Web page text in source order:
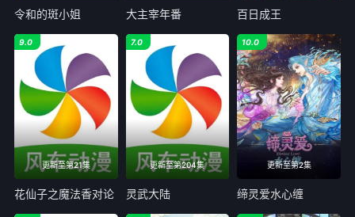
令和的斑小姐 大主宰年番 百日成王
更新至第21集
9.0
花仙子之魔法香对论
更新至第204集
7.0
灵武大陆
更新至第2集
10.0
缔灵爱水心缠